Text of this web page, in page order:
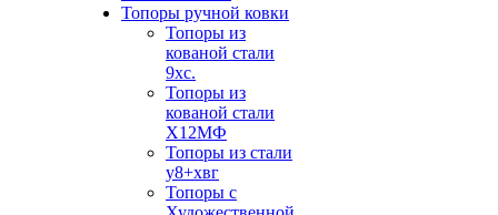
Топоры ручной ковки
Топоры из
кованой стали
9хс.
Топоры из
кованой стали
Х12МФ
Топоры из стали
у8+хвг
Топоры с